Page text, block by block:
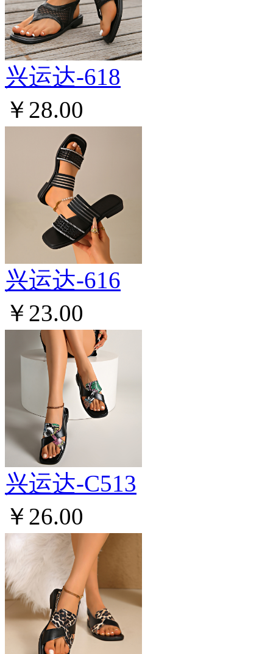
兴运达-618
￥28.00
兴运达-616
￥23.00
兴运达-C513
￥26.00